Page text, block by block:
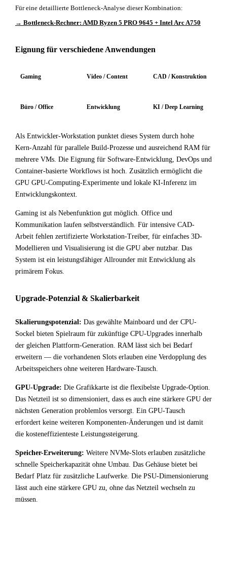
Für eine detaillierte Bottleneck-Analyse dieser Kombination:
→ Bottleneck-Rechner: AMD Ryzen 5 PRO 9645 + Intel Arc A750
Eignung für verschiedene Anwendungen
Gaming Video / Content CAD / Konstruktion
Büro / Office Entwicklung KI / Deep Learning
Als Entwickler-Workstation punktet dieses System durch hohe
Kern-Anzahl für parallele Build-Prozesse und ausreichend RAM für
mehrere VMs. Die Eignung für Software-Entwicklung, DevOps und
Container-basierte Workflows ist hoch. Zusätzlich ermöglicht die
GPU GPU-Computing-Experimente und lokale KI-Inferenz im
Entwicklungskontext.
Gaming ist als Nebenfunktion gut möglich. Office und
Kommunikation laufen selbstverständlich. Für intensive CAD-
Arbeit fehlen zertifizierte Workstation-Treiber, für einfaches 3D-
Modellieren und Visualisierung ist die GPU aber nutzbar. Das
System ist ein leistungsfähiger Allrounder mit Entwicklung als
primärem Fokus.
Upgrade-Potenzial & Skalierbarkeit
Skalierungspotenzial: Das gewählte Mainboard und der CPU-
Sockel bieten Spielraum für zukünftige CPU-Upgrades innerhalb
der gleichen Plattform-Generation. RAM lässt sich bei Bedarf
erweitern — die vorhandenen Slots erlauben eine Verdopplung des
Arbeitsspeichers ohne weiteren Hardware-Tausch.
GPU-Upgrade: Die Grafikkarte ist die flexibelste Upgrade-Option.
Das Netzteil ist so dimensioniert, dass es auch eine stärkere GPU der
nächsten Generation problemlos versorgt. Ein GPU-Tausch
erfordert keine weiteren Komponenten-Änderungen und ist damit
die kosteneffizienteste Leistungssteigerung.
Speicher-Erweiterung: Weitere NVMe-Slots erlauben zusätzliche
schnelle Speicherkapazität ohne Umbau. Das Gehäuse bietet bei
Bedarf Platz für zusätzliche Laufwerke. Die PSU-Dimensionierung
lässt auch eine stärkere GPU zu, ohne das Netzteil wechseln zu
müssen.